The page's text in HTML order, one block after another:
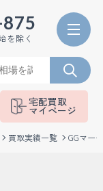
を除く
宅配買取
マイページ
買取実績一覧 GGマー